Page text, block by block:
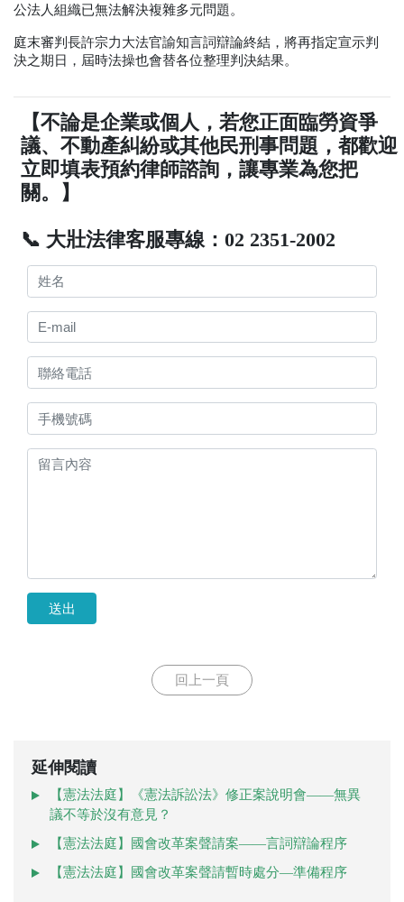
公法人組織已無法解決複雜多元問題。
庭末審判長許宗力大法官諭知言詞辯論終結，將再指定宣示判
決之期日，屆時法操也會替各位整理判決結果。
【不論是企業或個人，若您正面臨勞資爭
議、不動產糾紛或其他民刑事問題，都歡迎
立即填表預約律師諮詢，讓專業為您把
關。】
📞 大壯法律客服專線：02 2351-2002
送出
回上一頁
延伸閱讀
【憲法法庭】《憲法訴訟法》修正案說明會——無異
議不等於沒有意見？
【憲法法庭】國會改革案聲請案——言詞辯論程序
【憲法法庭】國會改革案聲請暫時處分—準備程序